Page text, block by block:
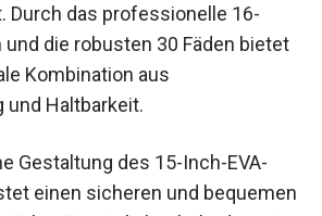
Durch das professionelle 16-
die robusten 30 Fäden bietet
Kombination aus
und Haltbarkeit.
Gestaltung des 15-Inch-EVA-
einen sicheren und bequemen